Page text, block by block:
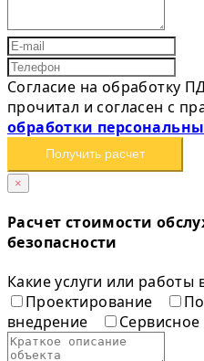
Согласие на обработку
прочитал и согласен с
обработки
Получить расчет
×
Расчет стоимости
безопасности
Какие услуги или
Проектирование
внедрение